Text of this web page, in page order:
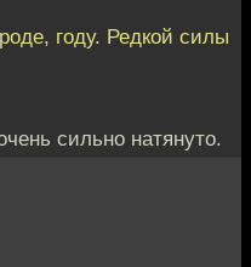
году. Редкой силы
сильно натянуто.